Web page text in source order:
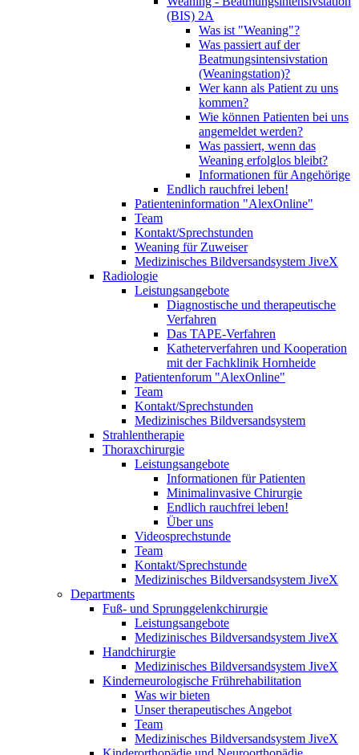
(BIS) 2A
Was ist "Weaning"?
Was passiert auf der
Beatmungsintensivstation
(Weaningstation)?
Wer kann als Patient zu uns
kommen?
Wie können Patienten bei uns
angemeldet werden?
Was passiert, wenn das
Weaning erfolglos bleibt?
Informationen für Angehörige
Endlich rauchfrei leben!
Patienteninformation "AlexOnline"
Team
Kontakt/Sprechstunden
Weaning für Zuweiser
Medizinisches Bildversandsystem JiveX
Radiologie
Leistungsangebote
Diagnostische und therapeutische
Verfahren
Das TAPE-Verfahren
Katheterverfahren und Kooperation
mit der Fachklinik Hornheide
Patientenforum "AlexOnline"
Team
Kontakt/Sprechstunden
Medizinisches Bildversandsystem
Strahlentherapie
Thoraxchirurgie
Leistungsangebote
Informationen für Patienten
Minimalinvasive Chirurgie
Endlich rauchfrei leben!
Über uns
Videosprechstunde
Team
Kontakt/Sprechstunde
Medizinisches Bildversandsystem JiveX
Departments
Fuß- und Sprunggelenkchirurgie
Leistungsangebote
Medizinisches Bildversandsystem JiveX
Handchirurgie
Medizinisches Bildversandsystem JiveX
Kinderneurologische Frührehabilitation
Was wir bieten
Unser therapeutisches Angebot
Team
Medizinisches Bildversandsystem JiveX